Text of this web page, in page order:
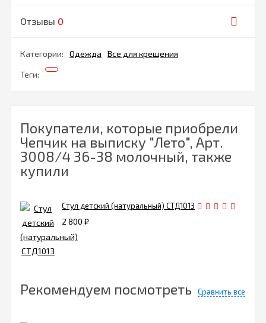
Отзывы 0
Категории: Одежда Все для крещения
Теги:
Покупатели, которые приобрели
Чепчик на выписку "Лето", Арт.
3008/4 36-38 молочный, также
купили
Стул детский (натуральный) СТД1013
2 800 ₽
Рекомендуем посмотреть Сравнить все